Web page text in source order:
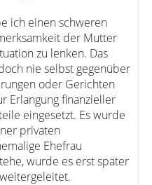
ich einen schweren
der Mutter
zu lenken. Das
nie selbst gegenüber
oder Gerichten
Erlangung finanzieller
eingesetzt. Es wurde
privaten
Ehefrau
wurde es erst später